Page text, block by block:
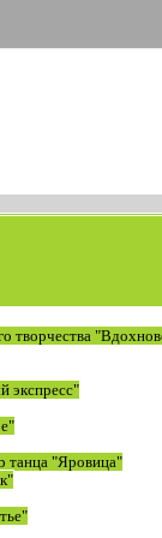
творчества
экспресс"
танца "Яровица"